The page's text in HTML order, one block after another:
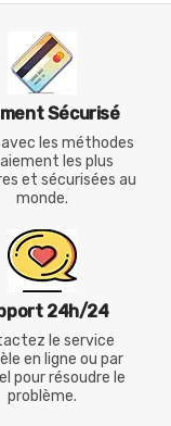
Sécurisé
avec les méthodes
les plus
et sécurisées au
monde.
24h/24
le service
en ligne ou par
pour résoudre le
problème.